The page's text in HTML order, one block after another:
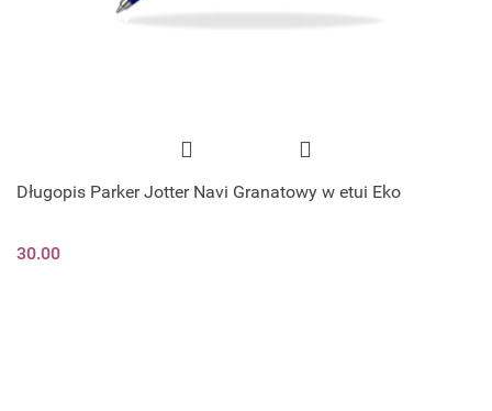
Długopis Parker Jotter Navi Granatowy w etui Eko
30.00